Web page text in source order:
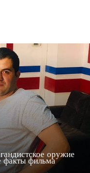
оружие
факты фильма